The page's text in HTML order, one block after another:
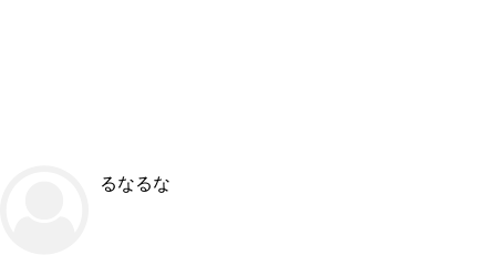
るなるな